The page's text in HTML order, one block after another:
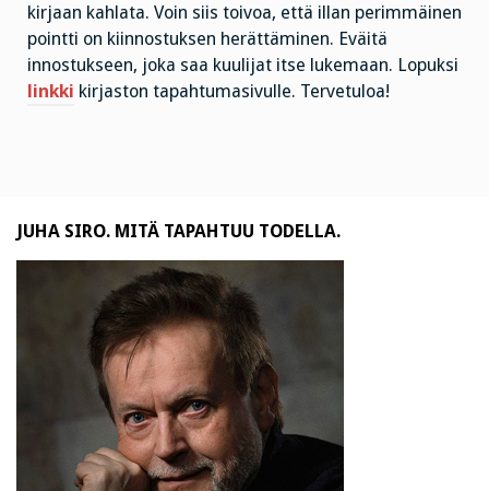
kirjaan kahlata. Voin siis toivoa, että illan perimmäinen
pointti on kiinnostuksen herättäminen. Eväitä
innostukseen, joka saa kuulijat itse lukemaan. Lopuksi
linkki kirjaston tapahtumasivulle. Tervetuloa!
JUHA SIRO. MITÄ TAPAHTUU TODELLA.